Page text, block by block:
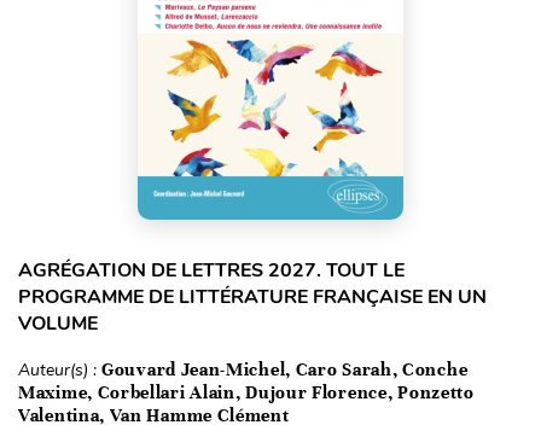
AGRÉGATION DE LETTRES 2027. TOUT LE
PROGRAMME DE LITTÉRATURE FRANÇAISE EN UN
VOLUME
Auteur(s) : Gouvard Jean-Michel, Caro Sarah, Conche
Maxime, Corbellari Alain, Dujour Florence, Ponzetto
Valentina, Van Hamme Clément